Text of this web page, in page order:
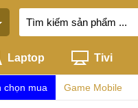
Laptop Tivi
chọn mua Game Mobile